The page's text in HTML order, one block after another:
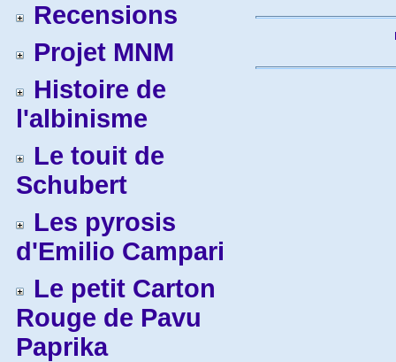
Recensions
Projet MNM
Histoire de
l'albinisme
Le touit de
Schubert
Les pyrosis
d'Emilio Campari
Le petit Carton
Rouge de Pavu
Paprika